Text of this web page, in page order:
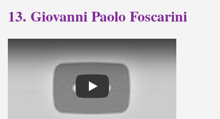
13. Giovanni Paolo Foscarini
Play